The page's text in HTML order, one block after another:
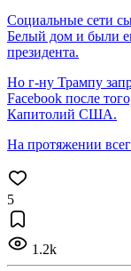
Социальные сети
Белый дом и были
президента.
Но г-ну Трампу
Facebook после
Капитолий США.
На протяжении
5
1.2k